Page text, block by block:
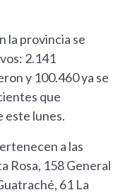
la provincia se
2.141
y 100.460 ya se
que
este lunes.
a las
Rosa, 158 General
61 La